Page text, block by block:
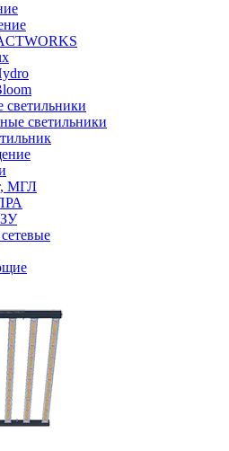
светильники
светильники
МГЛ